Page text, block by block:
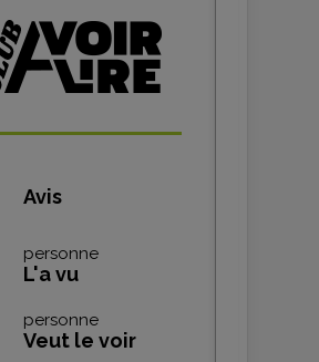
Avis
personne
L'a vu
personne
Veut le voir